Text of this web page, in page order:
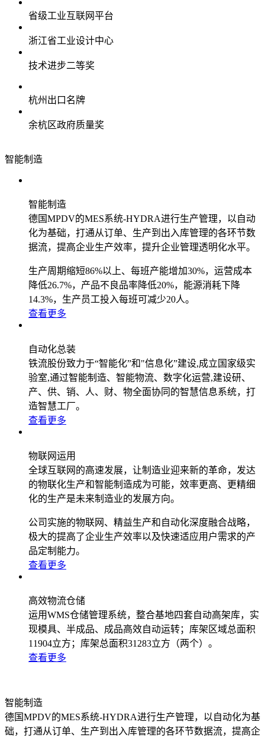
省级工业互联网平台
浙江省工业设计中心
技术进步二等奖
杭州出口名牌
余杭区政府质量奖
智能制造
智能制造
德国MPDV的MES系统-HYDRA进行生产管理，以自动
化为基础，打通从订单、生产到出入库管理的各环节数
据流，提高企业生产效率，提升企业管理透明化水平。
生产周期缩短86%以上、每班产能增加30%，运营成本
降低26.7%，产品不良品率降低20%，能源消耗下降
14.3%，生产员工投入每班可减少20人。
查看更多
自动化总装
铁流股份致力于“智能化”和"信息化”建设,成立国家级实
验室,通过智能制造、智能物流、数字化运营,建设研、
产、供、销、人、财、物全面协同的智慧信息系统，打
造智慧工厂。
查看更多
物联网运用
全球互联网的高速发展，让制造业迎来新的革命，发达
的物联化生产和智能制造成为可能，效率更高、更精细
化的生产是未来制造业的发展方向。
公司实施的物联网、精益生产和自动化深度融合战略，
极大的提高了企业生产效率以及快速适应用户需求的产
品定制能力。
查看更多
高效物流仓储
运用WMS仓储管理系统，整合基地四套自动高架库，实
现模具、半成品、成品高效自动运转；库架区域总面积
11904立方；库架总面积31283立方（两个）。
查看更多
智能制造
德国MPDV的MES系统-HYDRA进行生产管理，以自动化为基
础，打通从订单、生产到出入库管理的各环节数据流，提高企